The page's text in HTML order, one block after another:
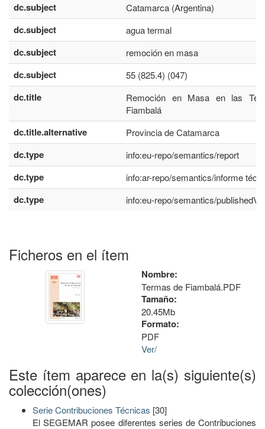
dc.subject Catamarca (Argentina)
dc.subject agua termal
dc.subject remoción en masa
dc.subject 55 (825.4) (047)
dc.title
Remoción en Masa en las
Fiambalá
dc.title.alternative Provincia de Catamarca
dc.type info:eu-repo/semantics/report
dc.type info:ar-repo/semantics/informe
dc.type info:eu-repo/semantics/
Ficheros en el ítem
Nombre:
Termas de Fiambalá.PDF
Tamaño:
20.45Mb
Formato:
PDF
Ver/
Este ítem aparece en la(s) siguiente(s)
colección(ones)
Serie Contribuciones Técnicas [30]
El SEGEMAR posee diferentes series de Contribuciones